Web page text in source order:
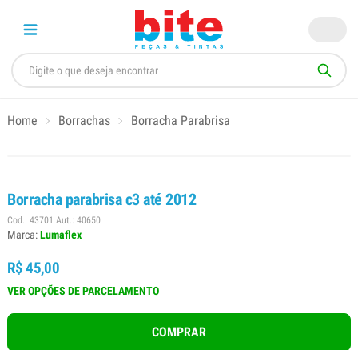
Home Borrachas Borracha Parabrisa
Borracha parabrisa c3 até 2012
Cod.: 43701 Aut.: 40650
Marca:Lumaflex
R$ 45,00
VER OPÇÕES DE PARCELAMENTO
COMPRAR